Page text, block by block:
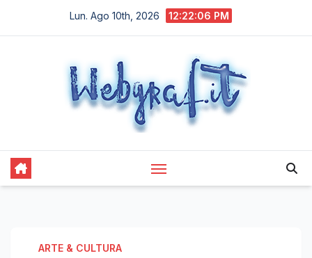
Lun. Ago 10th, 2026 12:22:07 PM
ARTE & CULTURA